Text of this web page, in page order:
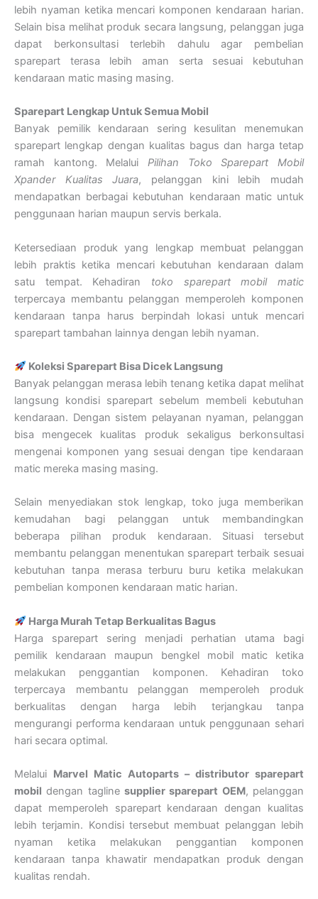
lebih nyaman ketika mencari komponen kendaraan harian.
Selain bisa melihat produk secara langsung, pelanggan juga
dapat berkonsultasi terlebih dahulu agar pembelian
sparepart terasa lebih aman serta sesuai kebutuhan
kendaraan matic masing masing.
Sparepart Lengkap Untuk Semua Mobil
Banyak pemilik kendaraan sering kesulitan menemukan
sparepart lengkap dengan kualitas bagus dan harga tetap
ramah kantong. Melalui Pilihan Toko Sparepart Mobil
Xpander Kualitas Juara, pelanggan kini lebih mudah
mendapatkan berbagai kebutuhan kendaraan matic untuk
penggunaan harian maupun servis berkala.
Ketersediaan produk yang lengkap membuat pelanggan
lebih praktis ketika mencari kebutuhan kendaraan dalam
satu tempat. Kehadiran toko sparepart mobil matic
terpercaya membantu pelanggan memperoleh komponen
kendaraan tanpa harus berpindah lokasi untuk mencari
sparepart tambahan lainnya dengan lebih nyaman.
Koleksi Sparepart Bisa Dicek Langsung
Banyak pelanggan merasa lebih tenang ketika dapat melihat
langsung kondisi sparepart sebelum membeli kebutuhan
kendaraan. Dengan sistem pelayanan nyaman, pelanggan
bisa mengecek kualitas produk sekaligus berkonsultasi
mengenai komponen yang sesuai dengan tipe kendaraan
matic mereka masing masing.
Selain menyediakan stok lengkap, toko juga memberikan
kemudahan bagi pelanggan untuk membandingkan
beberapa pilihan produk kendaraan. Situasi tersebut
membantu pelanggan menentukan sparepart terbaik sesuai
kebutuhan tanpa merasa terburu buru ketika melakukan
pembelian komponen kendaraan matic harian.
Harga Murah Tetap Berkualitas Bagus
Harga sparepart sering menjadi perhatian utama bagi
pemilik kendaraan maupun bengkel mobil matic ketika
melakukan penggantian komponen. Kehadiran toko
terpercaya membantu pelanggan memperoleh produk
berkualitas dengan harga lebih terjangkau tanpa
mengurangi performa kendaraan untuk penggunaan sehari
hari secara optimal.
Melalui Marvel Matic Autoparts – distributor sparepart
mobil dengan tagline supplier sparepart OEM, pelanggan
dapat memperoleh sparepart kendaraan dengan kualitas
lebih terjamin. Kondisi tersebut membuat pelanggan lebih
nyaman ketika melakukan penggantian komponen
kendaraan tanpa khawatir mendapatkan produk dengan
kualitas rendah.